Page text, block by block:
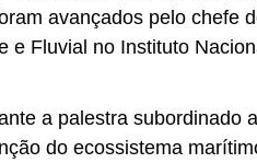
avançados pelo chefe
e Fluvial no Instituto
a palestra subordinado
do ecossistema